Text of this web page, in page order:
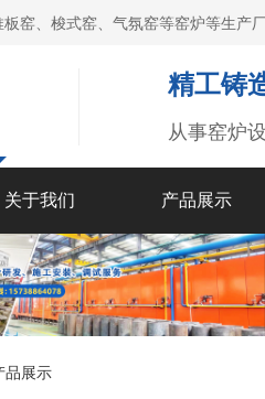
窑、梭式窑、气氛窑等窑炉等生产
精工铸
从事窑炉
关于我们 产品展示
品展示